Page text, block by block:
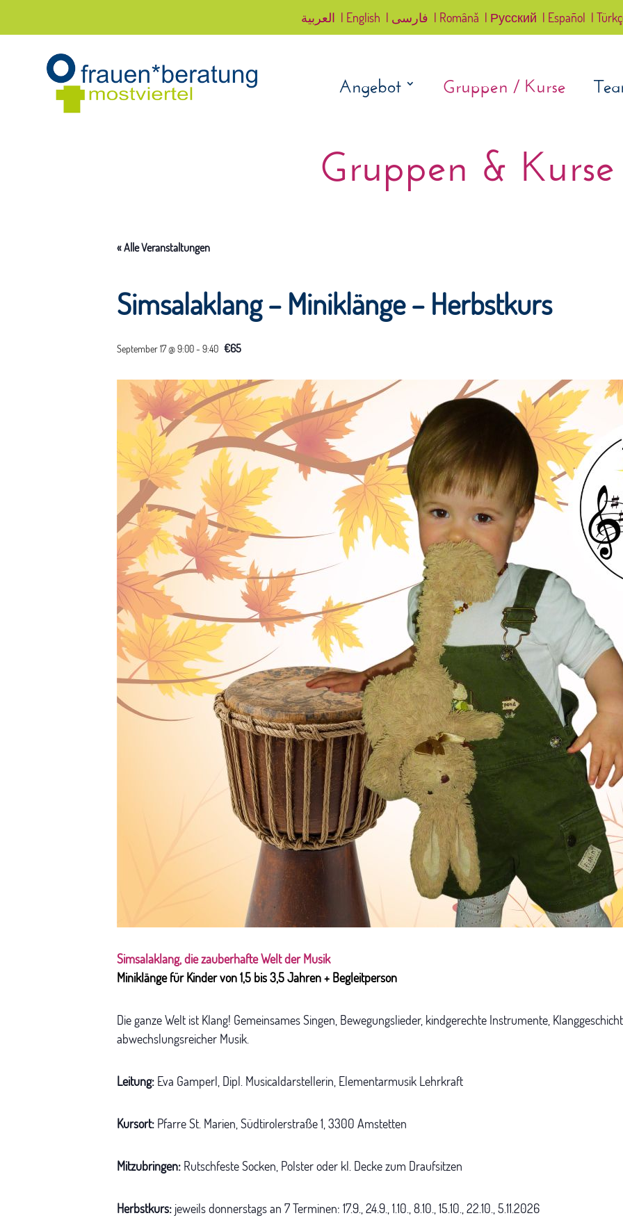
العربية | English | فارسی | Română | Русский | Español |
Angebot Gruppen / Kurse
Gruppen & Kurse
« Alle Veranstaltungen
Simsalaklang – Miniklänge – Herbstkurs
September 17 @ 9:00- 9:40 €65
Simsalaklang, die zauberhafte Welt der Musik
Miniklänge für Kinder von 1,5 bis 3,5 Jahren + Begleitperson
Die ganze Welt ist Klang! Gemeinsames Singen, Bewegungslieder, kindgerechte Instrumente,
abwechslungsreicher Musik.
Leitung: Eva Gamperl, Dipl. Musicaldarstellerin, Elementarmusik Lehrkraft
Kursort: Pfarre St. Marien, Südtirolerstraße 1, 3300 Amstetten
Mitzubringen: Rutschfeste Socken, Polster oder kl. Decke zum Draufsitzen
Herbstkurs: jeweils donnerstags an 7 Terminen: 17.9., 24.9., 1.10., 8.10., 15.10., 22.10., 5.11.2026